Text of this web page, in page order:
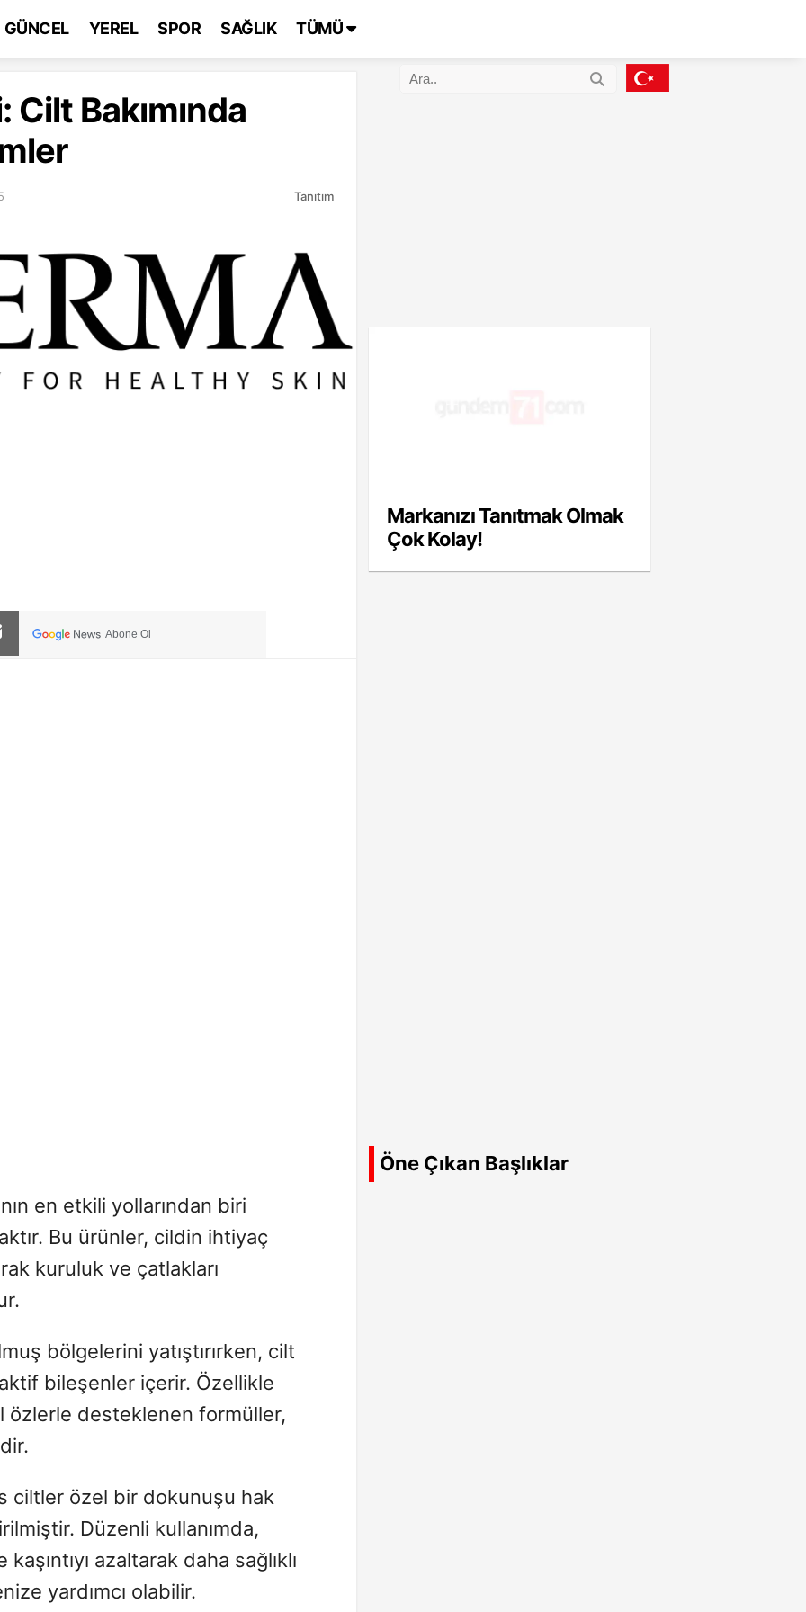
GÜNCEL YEREL SPOR SAĞLIK TÜMÜ
Bakımında
Tanıtım
Abone Ol
en etkili yollarından biri
Bu ürünler, cildin ihtiyaç
kuruluk ve çatlakları
bölgelerini yatıştırırken, cilt
bileşenler içerir. Özellikle
özlerle desteklenen formüller,
ciltler özel bir dokunuşu hak
Düzenli kullanımda,
azaltarak daha sağlıklı
yardımcı olabilir.
Markanızı Tanıtmak Olmak
Çok Kolay!
Öne Çıkan Başlıklar